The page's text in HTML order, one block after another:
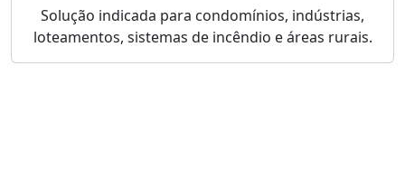
Solução indicada para condomínios, indústrias,
loteamentos, sistemas de incêndio e áreas rurais.